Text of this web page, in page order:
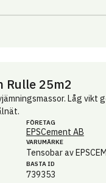
Rulle 25m2
Låg vikt
FÖRETAG
EPSCement AB
VARUMÄRKE
Tensobar av
BASTA ID
739353